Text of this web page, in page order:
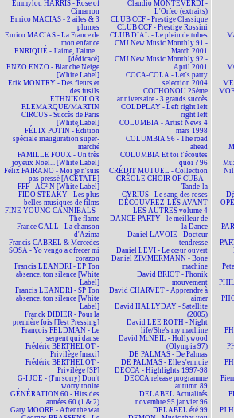
Emmylou HARRIS - Rose of
Cimarron
Enrico MACIAS - 2 ailes & 3
plumes
Enrico MACIAS - La France de
mon enfance
ENRIQUÉ - J'aime, J'aime...
[dédicacé]
ENZO ENZO - Blanche Neige
[White Label]
Erik MONTRY - Des fleurs et
des fusils
ETHNIKOLOR
F.LEMARQUE/MARTIN
CIRCUS - Succès de Paris
[White Label]
FÉLIX POTIN - Édition
spéciale inauguration super-
marché
FAMILLE FOUX - Un très
joyeux Noël... [White Label]
Félix FAIRANO - Moi je n'suis
pas pressé [ACÉTATE]
FFF - AC² N [White Label]
FIDO STEAKY - Les plus
belles musiques de films
FINE YOUNG CANNIBALS -
The flame
France GALL - La chanson
d'Azima
Francis CABREL & Mercedes
SOSA - Yo vengo a ofrecer mi
corazon
Francis LEANDRI - EP Ton
absence, ton silence [White
Label]
Francis LEANDRI - SP Ton
absence, ton silence [White
Label]
Franck DIDIER - Pour la
première fois [Test Pressing]
François FELDMAN - Le
serpent qui danse
Frédéric BERTHELOT -
Privilège [maxi]
Frédéric BERTHELOT -
Privilège [SP]
G-I JOE - (I'm sorry) Don't
worry tonite
GÉNÉRATION 60 - Hits des
années 60 (1 & 2)
Gary MOORE - After the war
Claudio MONTEVERDI -
L'Orfeo (extraits)
CLUB CCF - Prestige Classique
CLUB CCF - Prestige Rossini
CLUB DIAL - Le plein de tubes
CMJ New Music Monthly 91 -
March 2001
CMJ New Music Monthly 92 -
April 2001
COCA-COLA - Let's party
selection 2004
COCHONOU 25ème
anniversaire - 3 grands succès
COLDPLAY - Left right left
right left
COLUMBIA - Artist News 4
mars 1998
COLUMBIA 96 - The road
ahead
COLUMBIA Et toi t'écoutes
quoi ? 96
CRÉDIT MUTUEL - Collection
CRÉOLE CHOIR OF CUBA -
Tande-la
CYRIUS - Le sang des roses
DÉCOUVREZ-LES AVANT
LES AUTRES volume 4
DANCE PARTY - le meilleur de
la Dance
Daniel LAVOIE - Docteur
tendresse
Daniel LEVI - Le cœur ouvert
Daniel ZIMMERMANN - Bone
machine
David BRIOT - Phonik
mouvement
David CHARVET - Apprendre à
aimer
David HALLYDAY - Satellite
(2005)
David LEE ROTH - Night
life/She's my machine
David McNEIL - Hollywood
(Olympia 97)
DE PALMAS - De Palmas
DE PALMAS - Elle s'ennuie
DECCA - Highlights 1997-98
DECCA release programme
autumn 89
DELABEL Actualités
novembre 95 janvier 96
DELABEL été 99
PJ